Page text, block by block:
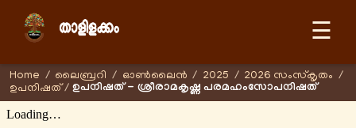
☰
Home / ലൈബ്രറി / ഓണ്‍ലൈന്‍ / 2025 / 2026 സംസ്കൃതം /
ഉപനിഷത് / ഉപനിഷത് - ശ്രീരാമകൃഷ്ണ പരമഹംസോപനിഷത്